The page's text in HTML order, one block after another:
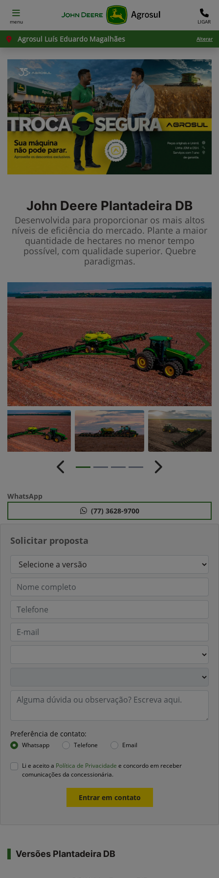
menu LIGAR
Agrosul Luís Eduardo Magalhães Alterar
John Deere Plantadeira DB
Desenvolvida para proporcionar os mais altos
níveis de eficiência do mercado. Plante a maior
quantidade de hectares no menor tempo
possível, com qualidade superior. Quebre
paradigmas.
Solicitar proposta
Preferência de contato:
Whatsapp Telefone Email
Li e aceito a Política de Privacidade e concordo em receber
comunicações da concessionária.
Entrar em contato
Anterior
Anterior Próximo
WhatsApp
(77) 3628-9700
Versões Plantadeira DB